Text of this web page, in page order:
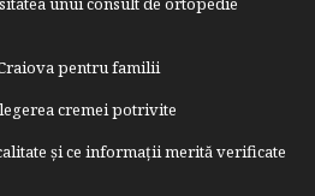
pentru familii
cremei potrivite
și ce informații merită verificate